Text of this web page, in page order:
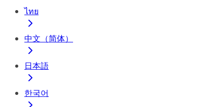
ไทย
中文（简体）
日本語
한국어